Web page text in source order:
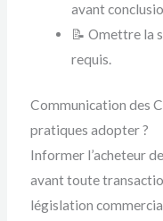
avant
📝 Omettre la
requis.
Communication des
pratiques adopter ?
Informer l’acheteur
avant toute
législation